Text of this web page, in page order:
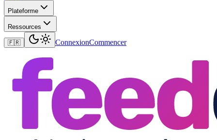
Plateforme
Ressources
🇫🇷 ConnexionCommencer